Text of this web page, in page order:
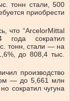
тонн стали, 500
приобрести
что “ArcelorMittal
года сократил
тонн, стали — на
до 808,4 тыс.
производство
— до 5,661 млн
сократил чугуна